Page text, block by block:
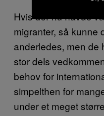
Hvis der nu havde
migranter, så kunne
anderledes, men de
stor dels
behov for
simpelthen for
under et meget